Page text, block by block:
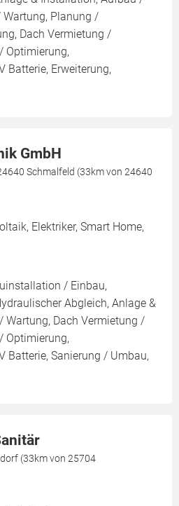
Planung /
Dach Vermietung /
Optimierung,
Batterie, Erweiterung,
GmbH
Schmalfeld (33km von 24640
Elektriker, Smart Home,
/ Einbau,
Abgleich, Anlage &
Wartung, Dach Vermietung /
Optimierung,
Batterie, Sanierung / Umbau,
(33km von 25704